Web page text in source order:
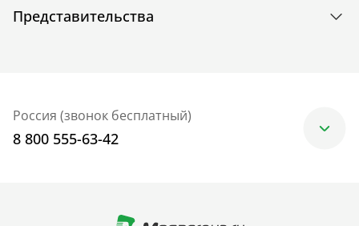
Представительства
Россия (звонок бесплатный)
8 800 555-63-42
+7 (499) 705-30-10